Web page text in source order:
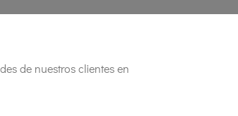
de nuestros clientes en